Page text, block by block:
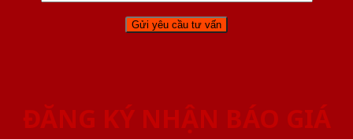
ĐĂNG KÝ NHẬN BÁO GIÁ